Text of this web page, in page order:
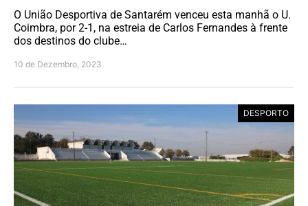
O União Desportiva de Santarém venceu esta manhã o U.
Coimbra, por 2-1, na estreia de Carlos Fernandes à frente
dos destinos do clube…
10 de Dezembro, 2023
DESPORTO